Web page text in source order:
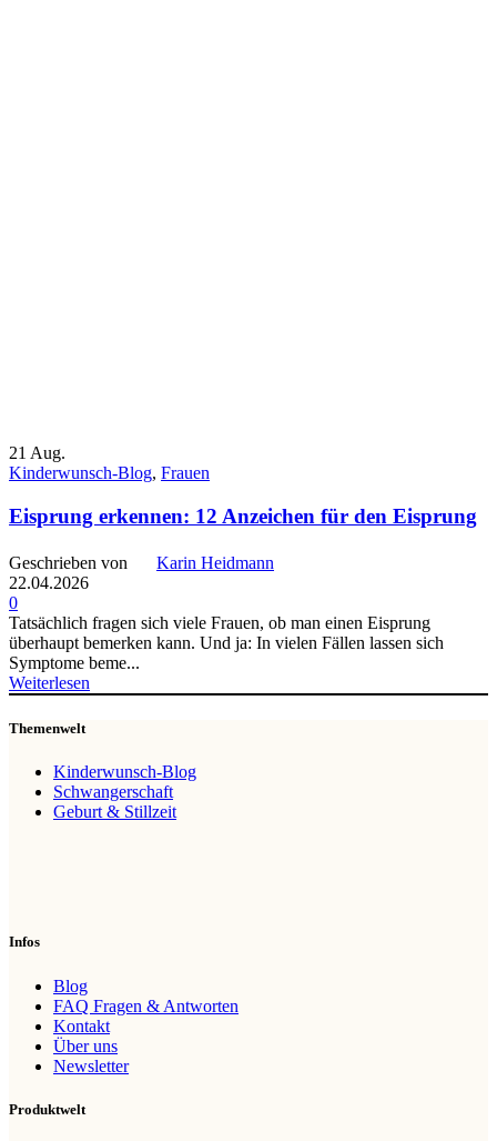
21 Aug.
Kinderwunsch-Blog, Frauen
Eisprung erkennen: 12 Anzeichen für den Eisprung
Geschrieben von
Karin Heidmann
22.04.2026
0
Tatsächlich fragen sich viele Frauen, ob man einen Eisprung
überhaupt bemerken kann. Und ja: In vielen Fällen lassen sich
Symptome beme...
Weiterlesen
Themenwelt
Kinderwunsch-Blog
Schwangerschaft
Geburt & Stillzeit
Infos
Blog
FAQ Fragen & Antworten
Kontakt
Über uns
Newsletter
Produktwelt